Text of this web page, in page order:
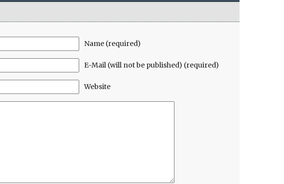
Name (required)
E-Mail (will not be published) (required)
Website